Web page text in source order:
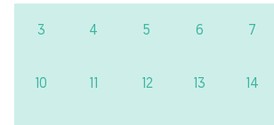
3 4 5 6 7
10 11 12 13 14